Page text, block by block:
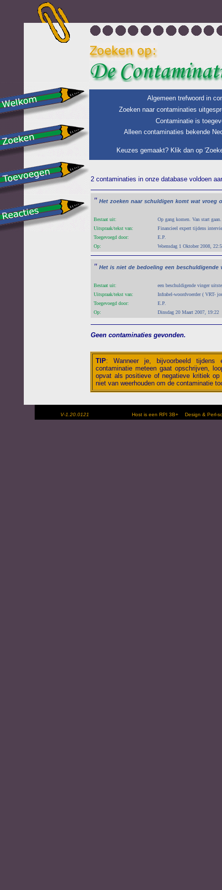
Algemeen trefwoord in
Zoeken naar contaminaties
Contaminatie is
Alleen contaminaties bekende
Keuzes gemaakt? Klik dan op
2 contaminaties in onze database voldoen
" Het zoeken naar schuldigen komt wat vroeg
Bestaat uit:
Op gang komen. Van start gaan.
Uitspraak/tekst van:
Financieel expert tijdens
Toegevoegd door:
E.P.
Op:
Woensdag 1 Oktober 2008,
" Het is niet de bedoeling een beschuldigende
Bestaat uit:
een beschuldigende vinger
Uitspraak/tekst van:
Infrabel-woordvoerder ( VRT-
Toegevoegd door:
E.P.
Op:
Dinsdag 20 Maart 2007, 19:22
Geen contaminaties gevonden.
TIP: Wanneer je, bijvoorbeeld tijdens
contaminatie meteen gaat opschrijven,
opvat als positieve of negatieve kritiek
niet van weerhouden om de contaminatie
V-1.20.0121 Host is een RPI 3B+ Design &